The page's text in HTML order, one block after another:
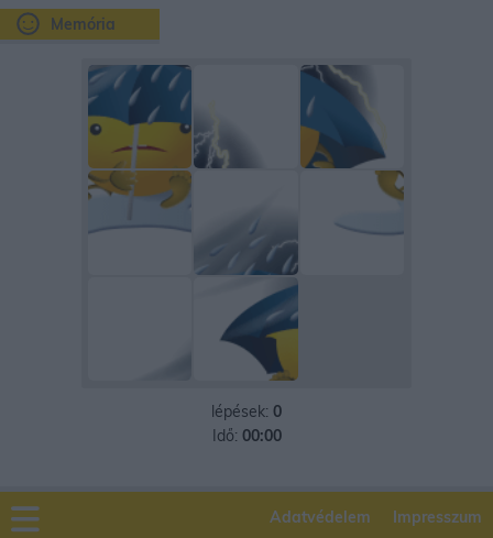
Memória
lépések: 0
Idő: 00:00
Adatvédelem Impresszum